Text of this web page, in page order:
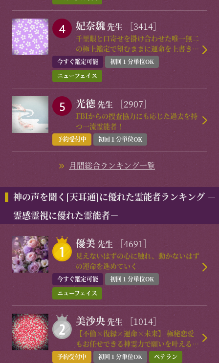
妃奈魏先生 ［3414］
千里眼と口寄せを掛け合わせた唯一無二
の極上鑑定で望むままに運命を上書きし
好転導く超一流霊能者！
今すぐ鑑定可能
初回１分単位OK
ニューフェイス
光徳先生 ［2907］
FBIからの捜査協力にも応じた過去を持
つ一流霊能者！
予約受付中 初回１分単位OK
月間総合ランキング一覧
神の声を聞く[天耳通]に優れた霊能者ランキング －
霊感霊視に優れた霊能者－
優美 先生 ［4691］
見えないはずの心に触れ、動かないはず
の運命を進めていく
今すぐ鑑定可能
初回１分単位OK
ニューフェイス
美沙央先生 ［1014］
【不倫×復縁×運命×未来】 極秘恋愛
もお任せできる神霊力で願いを叶える恋
愛術師
予約受付中 初回１分単位OK ベテラン